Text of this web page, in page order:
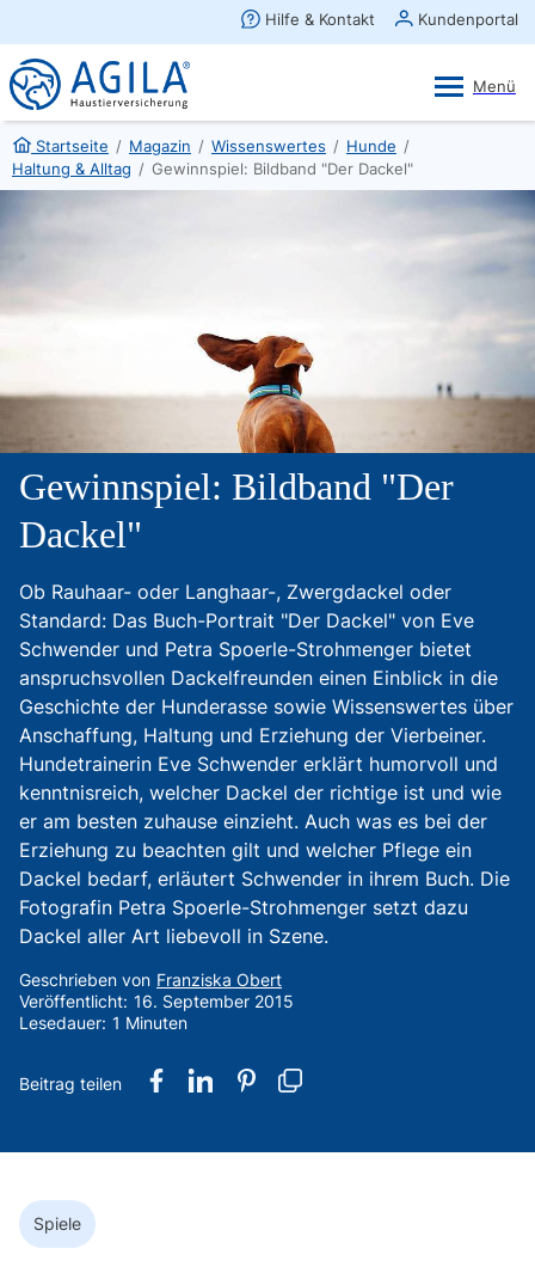
Startseite / Magazin / Wissenswertes / Hunde /
Haltung & Alltag / Gewinnspiel: Bildband "Der Dackel"
Gewinnspiel: Bildband "Der
Dackel"
Ob Rauhaar- oder Langhaar-, Zwergdackel oder
Standard: Das Buch-Portrait "Der Dackel" von Eve
Schwender und Petra Spoerle-Strohmenger bietet
anspruchsvollen Dackelfreunden einen Einblick in die
Geschichte der Hunderasse sowie Wissenswertes über
Anschaffung, Haltung und Erziehung der Vierbeiner.
Hundetrainerin Eve Schwender erklärt humorvoll und
kenntnisreich, welcher Dackel der richtige ist und wie
er am besten zuhause einzieht. Auch was es bei der
Erziehung zu beachten gilt und welcher Pflege ein
Dackel bedarf, erläutert Schwender in ihrem Buch. Die
Fotografin Petra Spoerle-Strohmenger setzt dazu
Dackel aller Art liebevoll in Szene.
Geschrieben von Franziska Obert
Veröffentlicht: 16. September 2015
Lesedauer: 1 Minuten
Spiele
×
AGILA Kunden-App
Gratis - Im Play Store laden
Ansehen